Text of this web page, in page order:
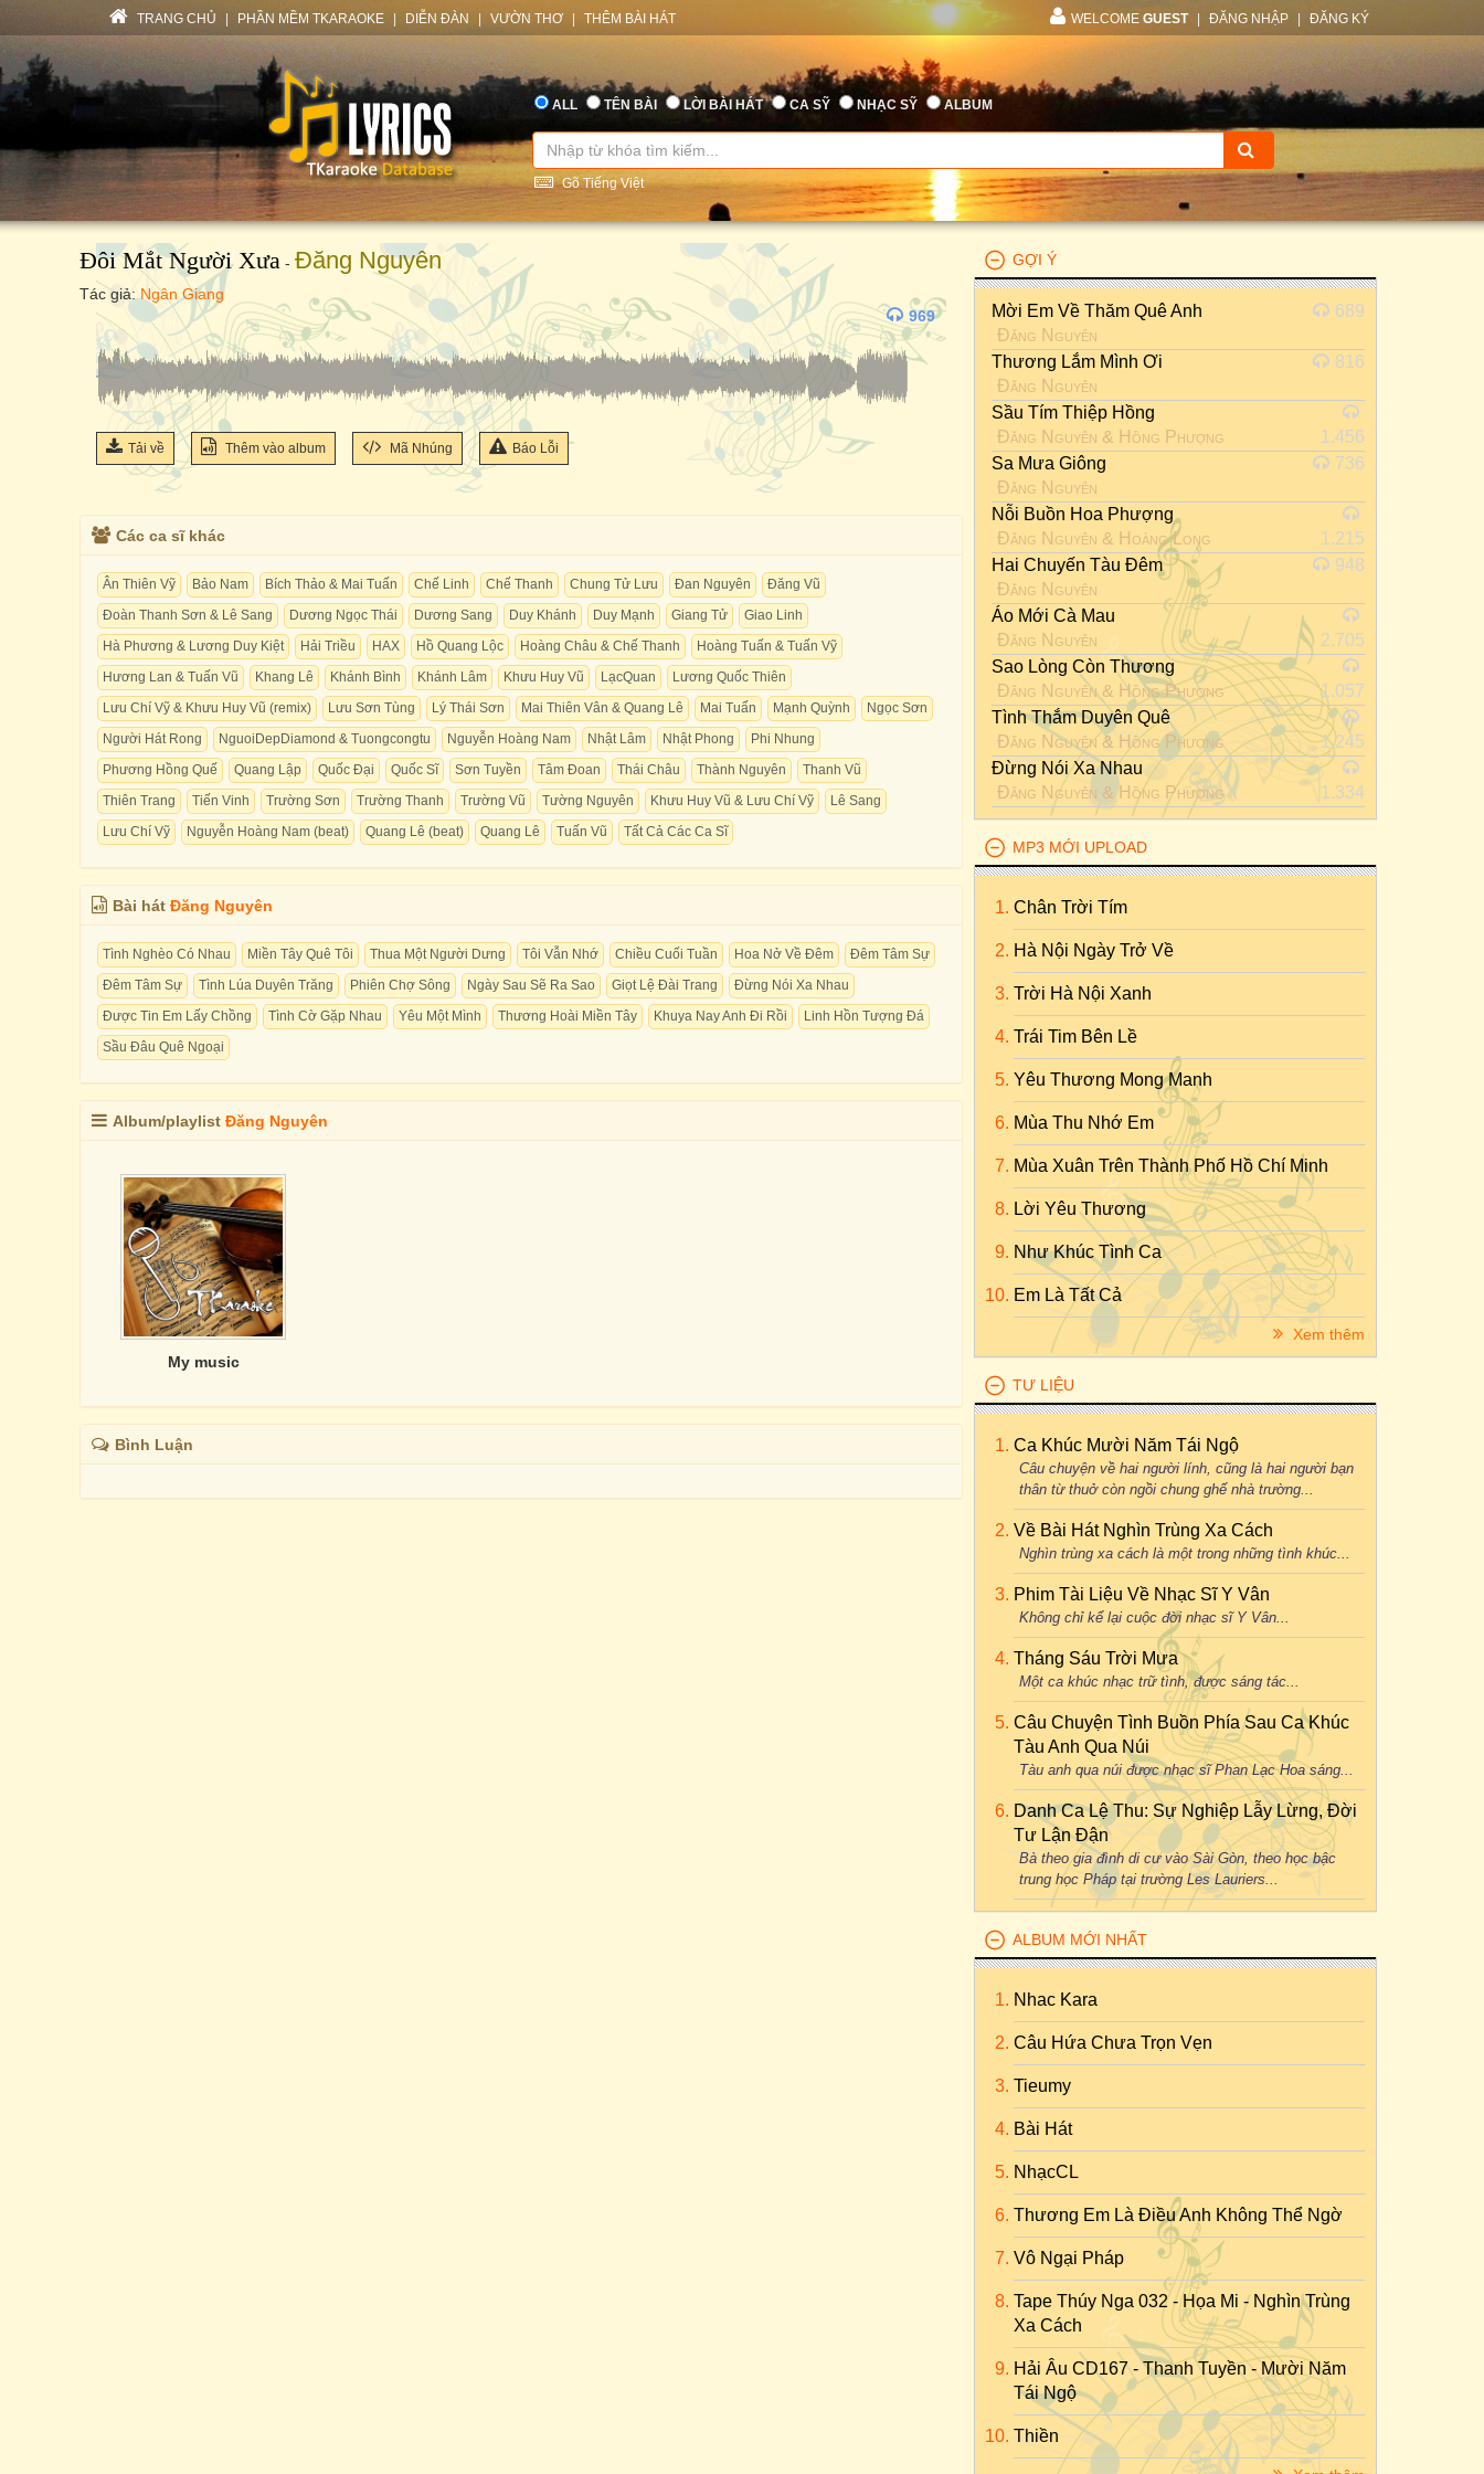
TRANG CHỦ PHẦN MỀM TKARAOKE DIỄN ĐÀN VƯỜN THƠ THÊM BÀI HÁT WELCOME GUEST ĐĂNG NHẬP ĐĂNG KÝ
ALL TÊN BÀI LỜI BÀI HÁT CA SỸ NHẠC SỸ ALBUM
Gõ Tiếng Việt
Đôi Mắt Người Xưa - Đăng Nguyên
Tác giả: Ngân Giang
969
Tải về Thêm vào album Mã Nhúng Báo Lỗi
Các ca sĩ khác
Ân Thiên Vỹ Bảo Nam Bích Thảo & Mai Tuấn Chế Linh Chế Thanh Chung Tử Lưu Đan Nguyên
Đăng Vũ
Đoàn Thanh Sơn & Lê Sang
Dương Ngọc Thái Dương Sang Duy Khánh Duy Mạnh Giang Tử
Giao Linh
Hà Phương & Lương Duy Kiệt
Hải Triều HAX Hồ Quang Lộc Hoàng Châu & Chế Thanh
Hoàng Tuấn & Tuấn Vỹ
Hương Lan & Tuấn Vũ
Khang Lê Khánh Bình Khánh Lâm Khưu Huy Vũ LạcQuan
Lương Quốc Thiên
Lưu Chí Vỹ & Khưu Huy Vũ (remix)
Lưu Sơn Tùng Lý Thái Sơn Mai Thiên Vân & Quang Lê Mai Tuấn Mạnh Quỳnh
Ngọc Sơn
Người Hát Rong
NguoiDepDiamond & Tuongcongtu Nguyễn Hoàng Nam Nhật Lâm Nhật Phong
Phi Nhung
Phương Hồng Quế
Quang Lập Quốc Đại Quốc Sĩ Sơn Tuyền Tâm Đoan Thái Châu Thành Nguyên
Thanh Vũ
Thiên Trang
Tiến Vinh Trường Sơn Trường Thanh Trường Vũ Tường Nguyên Khưu Huy Vũ & Lưu Chí Vỹ
Lê Sang
Lưu Chí Vỹ
Nguyễn Hoàng Nam (beat) Quang Lê (beat) Quang Lê Tuấn Vũ Tất Cả Các Ca Sĩ
Bài hát Đăng Nguyên
Tình Nghèo Có Nhau Miền Tây Quê Tôi Thua Một Người Dưng Tôi Vẫn Nhớ Chiều Cuối Tuần Hoa Nở Về Đêm
Đêm Tâm Sự
Đêm Tâm Sự
Tình Lúa Duyên Trăng Phiên Chợ Sông Ngày Sau Sẽ Ra Sao Giọt Lệ Đài Trang
Đừng Nói Xa Nhau
Được Tin Em Lấy Chồng
Tình Cờ Gặp Nhau Yêu Một Mình Thương Hoài Miền Tây Khuya Nay Anh Đi Rồi
Linh Hồn Tượng Đá
Sầu Đâu Quê Ngoại
Album/playlist Đăng Nguyên
My music
Bình Luận
GỢI Ý
Mời Em Về Thăm Quê Anh
Đăng Nguyên
689
Thương Lắm Mình Ơi
Đăng Nguyên
816
Sầu Tím Thiệp Hồng
Đăng Nguyên & Hồng Phượng
1.456
Sa Mưa Giông
Đăng Nguyên
736
Nỗi Buồn Hoa Phượng
Đăng Nguyên & Hoàng Long
1.215
Hai Chuyến Tàu Đêm
Đăng Nguyên
948
Áo Mới Cà Mau
Đăng Nguyên
2.705
Sao Lòng Còn Thương
Đăng Nguyên& Hồng Phượng
1.057
Tình Thắm Duyên Quê
Đăng Nguyên& Hồng Phượng
1.245
Đừng Nói Xa Nhau
Đăng Nguyên &Hồng Phượng 1.334
MP3 MỚI UPLOAD
Chân Trời Tím
Hà Nội Ngày Trở Về
Trời Hà Nội Xanh
Trái Tim Bên Lề
Yêu Thương Mong Manh
Mùa Thu Nhớ Em
Mùa Xuân Trên Thành Phố Hồ Chí Minh
Lời Yêu Thương
Như Khúc Tình Ca
Em Là Tất Cả
Xem thêm
TƯ LIỆU
Ca Khúc Mười Năm Tái Ngộ
Câu chuyện về hai người lính, cũng là hai người bạn
thân từ thuở còn ngồi chung ghế nhà trường...
Về Bài Hát Nghìn Trùng Xa Cách
Nghìn trùng xa cách là một trong những tình khúc...
Phim Tài Liệu Về Nhạc Sĩ Y Vân
Không chỉ kể lại cuộc đời nhạc sĩ Y Vân...
Tháng Sáu Trời Mưa
Một ca khúc nhạc trữ tình, được sáng tác...
Câu Chuyện Tình Buồn Phía Sau Ca Khúc
Tàu Anh Qua Núi
Tàu anh qua núi được nhạc sĩ Phan Lạc Hoa sáng...
Danh Ca Lệ Thu: Sự Nghiệp Lẫy Lừng, Đời
Tư Lận Đận
Bà theo gia đình di cư vào Sài Gòn, theo học bậc
trung học Pháp tại trường Les Lauriers...
ALBUM MỚI NHẤT
Nhac Kara
Câu Hứa Chưa Trọn Vẹn
Tieumy
Bài Hát
NhạcCL
Thương Em Là Điều Anh Không Thể Ngờ
Vô Ngại Pháp
Tape Thúy Nga 032 - Họa Mi - Nghìn Trùng
Xa Cách
Hải Âu CD167 - Thanh Tuyền - Mười Năm
Tái Ngộ
Thiền